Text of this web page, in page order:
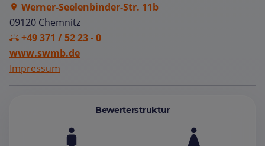
Werner-Seelenbinder-Str. 11b
09120 Chemnitz
+49 371 / 52 23 - 0
www.swmb.de
Impressum
Bewerterstruktur